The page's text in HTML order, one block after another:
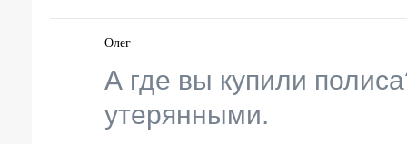
Олег
А где вы купили
утерянными.